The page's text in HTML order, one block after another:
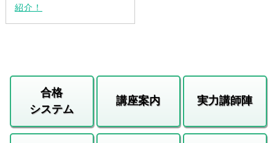
紹介！
合格
システム
講座案内 実力講師陣